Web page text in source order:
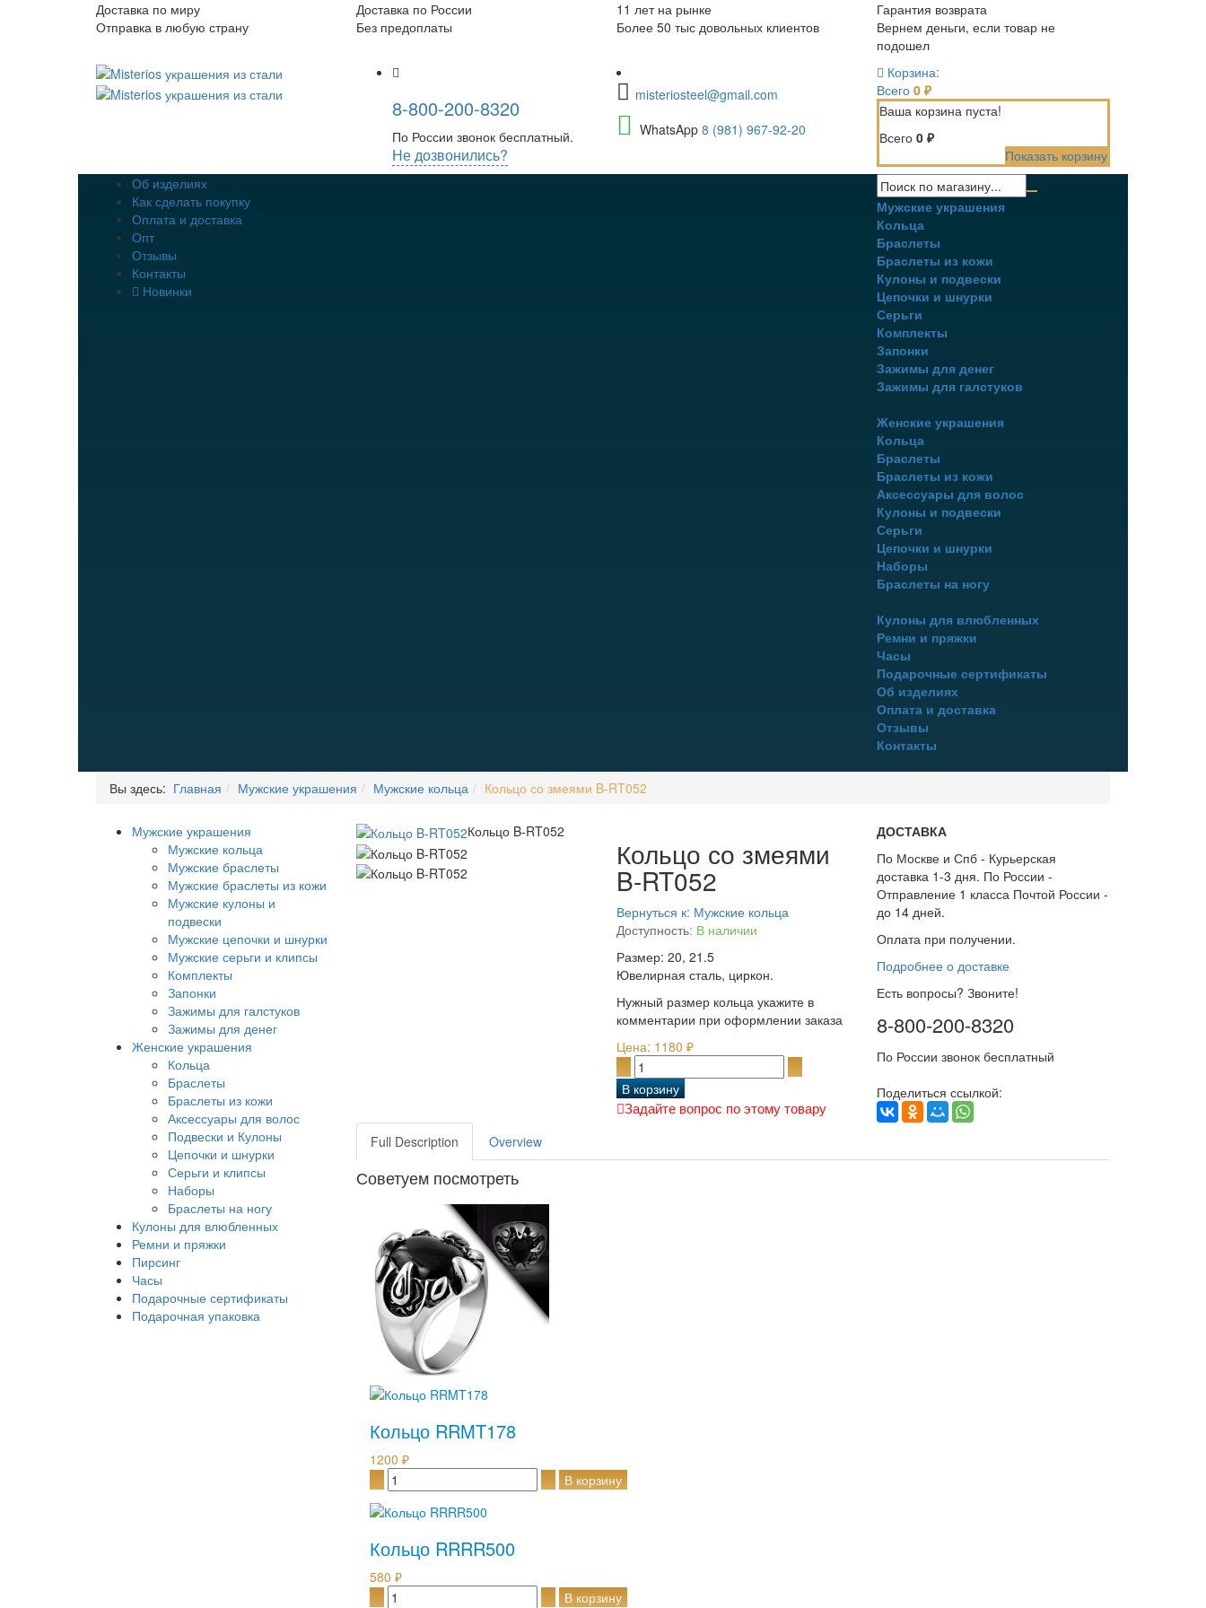
Доставка по миру
Отправка в любую страну
Доставка по России
Без предоплаты
11 лет на рынке
Более 50 тыс довольных клиентов
Гарантия возврата
Вернем деньги, если товар не
подошел
8-800-200-8320
По России звонок бесплатный.
Не дозвонились?
misteriosteel@gmail.com
WhatsApp 8 (981) 967-92-20
Корзина:
Всего 0 ₽
Ваша корзина пуста!
Всего 0 ₽
Показать корзину
Об изделиях
Как сделать покупку
Оплата и доставка
Опт
Отзывы
Контакты
Новинки
Мужские украшения
Кольца
Браслеты
Браслеты из кожи
Кулоны и подвески
Цепочки и шнурки
Серьги
Комплекты
Запонки
Зажимы для денег
Зажимы для галстуков
Женские украшения
Кольца
Браслеты
Браслеты из кожи
Аксессуары для волос
Кулоны и подвески
Серьги
Цепочки и шнурки
Наборы
Браслеты на ногу
Кулоны для влюбленных
Ремни и пряжки
Часы
Подарочные сертификаты
Об изделиях
Оплата и доставка
Отзывы
Контакты
Вы здесь: Главная Мужские украшения Мужские кольца Кольцо со змеями B-RT052
Мужские украшения
Мужские кольца
Мужские браслеты
Мужские браслеты из кожи
Мужские кулоны и
подвески
Мужские цепочки и шнурки
Мужские серьги и клипсы
Комплекты
Запонки
Зажимы для галстуков
Зажимы для денег
Женские украшения
Кольца
Браслеты
Браслеты из кожи
Аксессуары для волос
Подвески и Кулоны
Цепочки и шнурки
Серьги и клипсы
Наборы
Браслеты на ногу
Кулоны для влюбленных
Ремни и пряжки
Пирсинг
Часы
Подарочные сертификаты
Подарочная упаковка
Кольцо B-RT052
Кольцо со змеями
B-RT052
Вернуться к: Мужские кольца
Доступность: В наличии
Размер: 20, 21.5
Ювелирная сталь, циркон.
Нужный размер кольца укажите в
комментарии при оформлении заказа
Цена: 1180 ₽
Задайте вопрос по этому товару
ДОСТАВКА
По Москве и Спб - Курьерская
доставка 1-3 дня. По России -
Отправление 1 класса Почтой России -
до 14 дней.
Оплата при получении.
Подробнее о доставке
Есть вопросы? Звоните!
8-800-200-8320
По России звонок бесплатный
Поделиться ссылкой:
Full Description Overview
Советуем посмотреть
Кольцо RRMT178
1200 ₽
Кольцо RRRR500
580 ₽